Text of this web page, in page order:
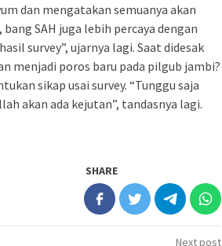
dan mengatakan semuanya akan
SAH juga lebih percaya dengan
survey”, ujarnya lagi. Saat didesak
menjadi poros baru pada pilgub jambi?
sikap usai survey. “Tunggu saja
akan ada kejutan”, tandasnya lagi.
SHARE
Next post